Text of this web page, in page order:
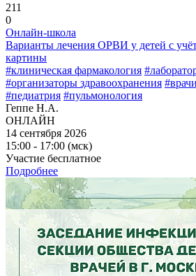
211
0
Онлайн-школа
Варианты лечения ОРВИ у детей с
картины
#клиническая фармакология
#организаторы здравоохранения
#педиатрия #пульмонология
Геппе Н.А.
ОНЛАЙН
14 сентября 2026
15:00 - 17:00 (мск)
Участие бесплатное
Подробнее